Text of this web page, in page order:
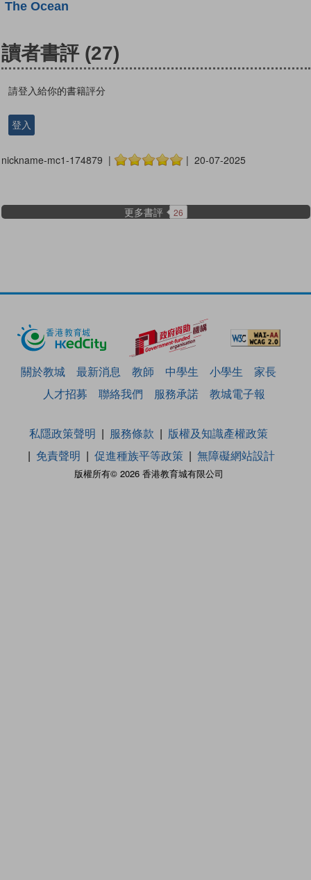
The Ocean
讀者書評 (27)
請登入給你的書籍評分
登入
nickname-mc1-174879 | | 20-07-2025
更多書評 26
關於教城 最新消息 教師 中學生 小學生
家長
人才招募
聯絡我們 服務承諾 教城電子報
版權所有© 2026 香港教育城有限公司
私隱政策聲明 服務條款
版權及知識產權政策
免責聲明
促進種族平等政策 無障礙網站設計